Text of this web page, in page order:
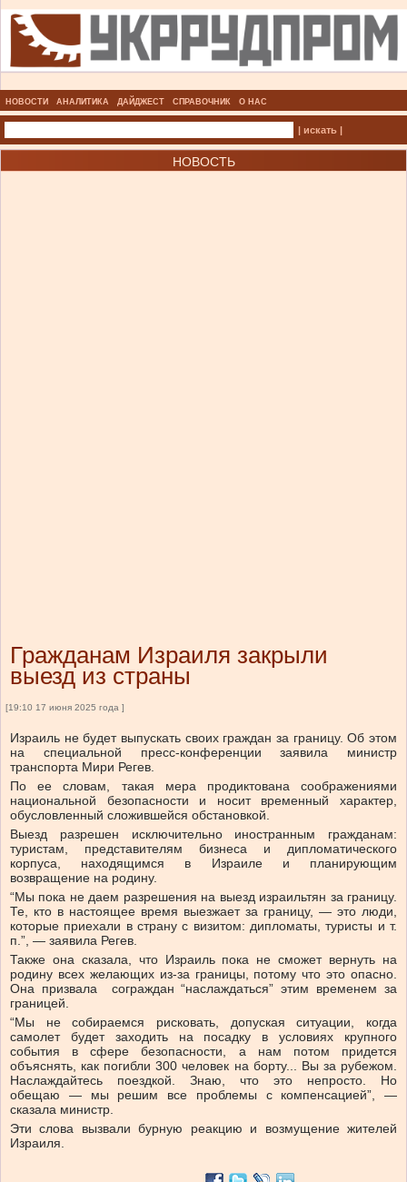
НОВОСТИ АНАЛИТИКА ДАЙДЖЕСТ СПРАВОЧНИК О НАС
| искать |
НОВОСТЬ
Гражданам Израиля закрыли
выезд из страны
[19:10 17 июня 2025 года ]
Израиль не будет выпускать своих граждан за границу. Об этом
на специальной пресс-конференции заявила министр
транспорта Мири Регев.
По ее словам, такая мера продиктована соображениями
национальной безопасности и носит временный характер,
обусловленный сложившейся обстановкой.
Выезд разрешен исключительно иностранным гражданам:
туристам, представителям бизнеса и дипломатического
корпуса, находящимся в Израиле и планирующим
возвращение на родину.
“Мы пока не даем разрешения на выезд израильтян за границу.
Те, кто в настоящее время выезжает за границу, — это люди,
которые приехали в страну с визитом: дипломаты, туристы и т.
п.”, — заявила Регев.
Также она сказала, что Израиль пока не сможет вернуть на
родину всех желающих из-за границы, потому что это опасно.
Она призвала сограждан “наслаждаться” этим временем за
границей.
“Мы не собираемся рисковать, допуская ситуации, когда
самолет будет заходить на посадку в условиях крупного
события в сфере безопасности, а нам потом придется
объяснять, как погибли 300 человек на борту... Вы за рубежом.
Наслаждайтесь поездкой. Знаю, что это непросто. Но
обещаю — мы решим все проблемы с компенсацией”, —
сказала министр.
Эти слова вызвали бурную реакцию и возмущение жителей
Израиля.